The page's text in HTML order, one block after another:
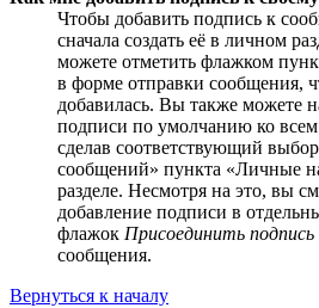
Чтобы добавить подпись к
сначала создать её в личном
можете отметить флажком
в форме отправки сообщения,
добавилась. Вы также можете
подписи по умолчанию ко
сделав соответствующий
сообщений» пункта «Личные
разделе. Несмотря на это, вы
добавление подписи в
флажок Присоединить подпись
сообщения.
Вернуться к началу